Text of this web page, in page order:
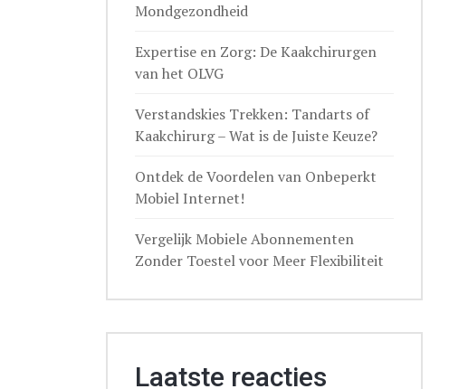
Mondgezondheid
Expertise en Zorg: De Kaakchirurgen
van het OLVG
Verstandskies Trekken: Tandarts of
Kaakchirurg – Wat is de Juiste Keuze?
Ontdek de Voordelen van Onbeperkt
Mobiel Internet!
Vergelijk Mobiele Abonnementen
Zonder Toestel voor Meer Flexibiliteit
Laatste reacties